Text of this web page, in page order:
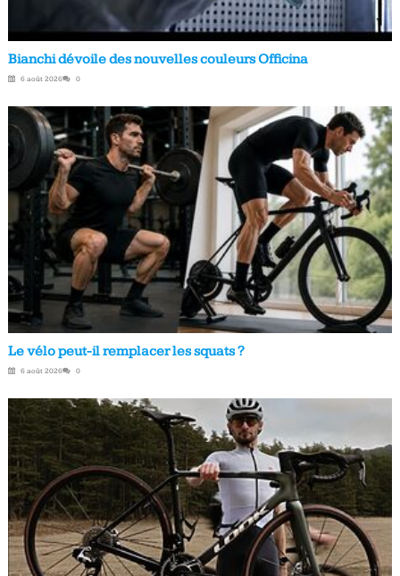
Bianchi dévoile des nouvelles couleurs Officina
6 août 2026 0
Le vélo peut-il remplacer les squats ?
6 août 2026 0